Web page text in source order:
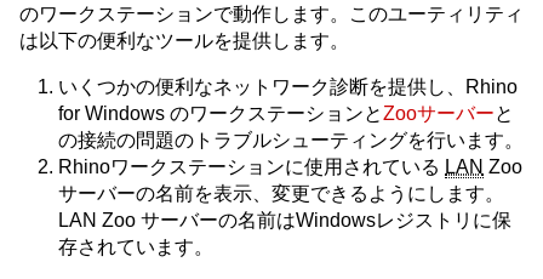
のワークステーションで動作します。このユーティリティ
は以下の便利なツールを提供します。
いくつかの便利なネットワーク診断を提供し、Rhino
for Windows のワークステーションとZooサーバーと
の接続の問題のトラブルシューティングを行います。
Rhinoワークステーションに使用されている LAN Zoo
サーバーの名前を表示、変更できるようにします。
LAN Zoo サーバーの名前はWindowsレジストリに保
存されています。